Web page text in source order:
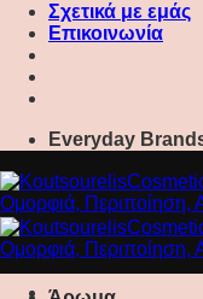
Σχετικά με εμάς
Επικοινωνία
Everyday